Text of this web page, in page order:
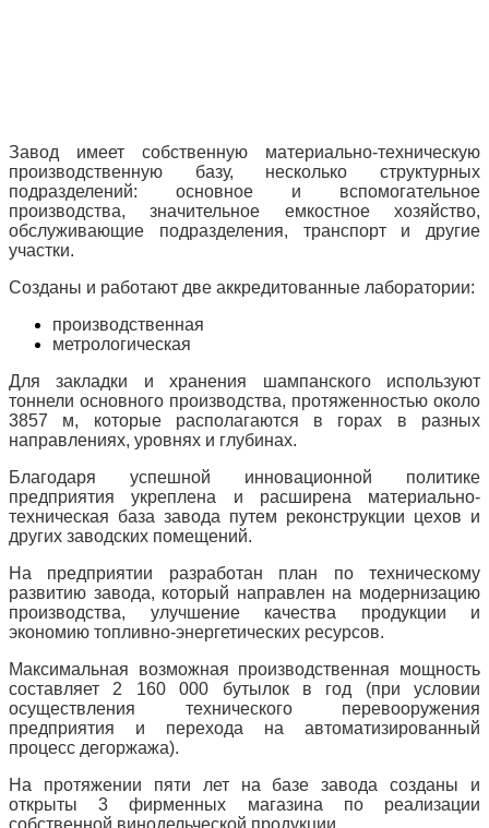
Завод имеет собственную материально-техническую
производственную базу, несколько структурных
подразделений: основное и вспомогательное
производства, значительное емкостное хозяйство,
обслуживающие подразделения, транспорт и другие
участки.
Созданы и работают две аккредитованные лаборатории:
производственная
метрологическая
Для закладки и хранения шампанского используют
тоннели основного производства, протяженностью около
3857 м, которые располагаются в горах в разных
направлениях, уровнях и глубинах.
Благодаря успешной инновационной политике
предприятия укреплена и расширена материально-
техническая база завода путем реконструкции цехов и
других заводских помещений.
На предприятии разработан план по техническому
развитию завода, который направлен на модернизацию
производства, улучшение качества продукции и
экономию топливно-энергетических ресурсов.
Максимальная возможная производственная мощность
составляет 2 160 000 бутылок в год (при условии
осуществления технического перевооружения
предприятия и перехода на автоматизированный
процесс дегоржажа).
На протяжении пяти лет на базе завода созданы и
открыты 3 фирменных магазина по реализации